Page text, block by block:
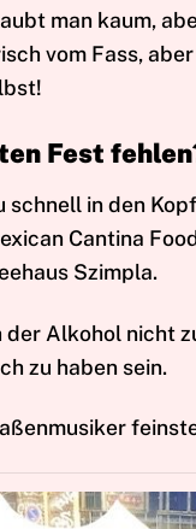
man kaum,
vom Fass,
Fest
schnell in den
Cantina
Szimpla.
Alkohol nicht
zu haben sein.